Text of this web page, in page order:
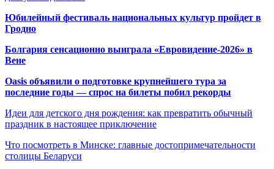
Юбилейный фестиваль национальных культур пройдет в
Гродно
Болгария сенсационно выиграла «Евровидение-2026» в
Вене
Oasis объявили о подготовке крупнейшего тура за
последние годы — спрос на билеты побил рекорды
Идеи для детского дня рождения: как превратить обычный
праздник в настоящее приключение
Что посмотреть в Минске: главные достопримечательности
столицы Беларуси